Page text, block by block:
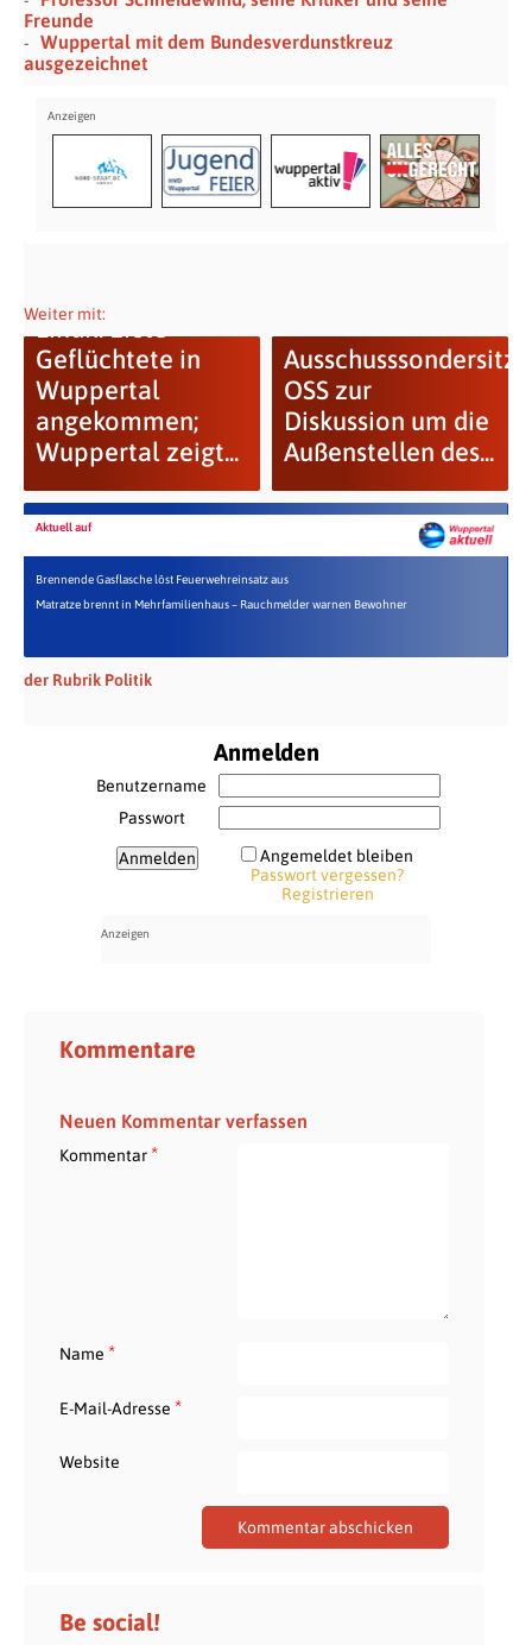
Freunde
Wuppertal mit dem Bundesverdunstkreuz
ausgezeichnet
Weiter mit:
Lindh: Erste
Geflüchtete in
Wuppertal
angekommen;
Wuppertal zeigt...
OSS zur
Diskussion um die
Außenstellen des...
Aktuell auf
Brennende Gasflasche löst Feuerwehreinsatz aus
Matratze brennt in Mehrfamilienhaus – Rauchmelder warnen Bewohner
der Rubrik Politik
Anmelden
Benutzername
Passwort
Angemeldet bleiben
Passwort vergessen?
Registrieren
Kommentare
Neuen Kommentar verfassen
Kommentar*
Name *
E-Mail-Adresse *
Website
Be social!